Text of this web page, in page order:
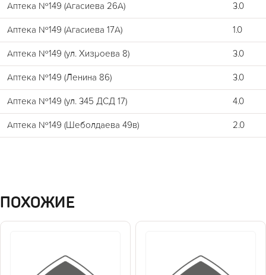
Аптека №149 (Агасиева 26А) 3.0
Аптека №149 (Агасиева 17А) 1.0
Аптека №149 (ул. Хизроева 8) 3.0
Аптека №149 (Ленина 86) 3.0
Аптека №149 (ул. 345 ДСД 17) 4.0
Аптека №149 (Шеболдаева 49в) 2.0
ПОХОЖИЕ